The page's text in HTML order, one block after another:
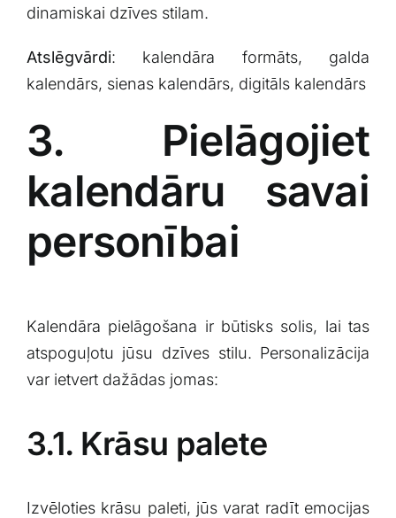
dinamiskai ⁣dzīves stilam.
Atslēgvārdi: kalendāra formāts, galda⁣
kalendārs, sienas kalendārs, digitāls ‍kalendārs
3. Pielāgojiet
‍kalendāru savai
personībai
Kalendāra pielāgošana ir ⁢būtisks solis, lai tas
atspoguļotu jūsu dzīves stilu. Personalizācija
var ietvert dažādas jomas:
3.1. Krāsu palete
Izvēloties‌ krāsu ⁢paleti, ⁢jūs ⁢varat radīt emocijas